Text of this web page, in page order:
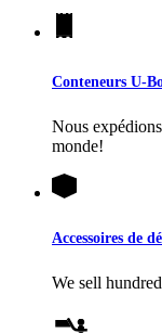
Conteneurs U-
Nous
monde!
Accessoires de
We sell